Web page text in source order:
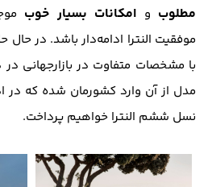
مطلوب و امکانات بسیار خوب
موفقیت النترا ادامه‌دار باشد. در حال
با مشخصات متفاوت در بازارجهانی
مدل از آن وارد کشورمان شده که در
نسل ششم النترا خواهیم پرداخت.